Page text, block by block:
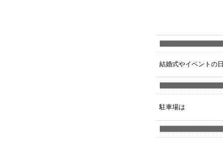
結婚式やイベントの
駐車場は